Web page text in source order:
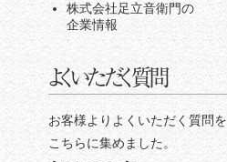
株式会社足立音衛門の
企業情報
よくいただく質問
お客様よりよくいただく質問を
こちらに集めました。